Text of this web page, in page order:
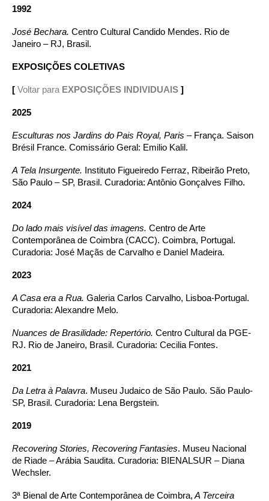
1992
José Bechara. Centro Cultural Candido Mendes. Rio de
Janeiro – RJ, Brasil.
EXPOSIÇÕES COLETIVAS
[ Voltar para EXPOSIÇÕES INDIVIDUAIS ]
2025
Esculturas nos Jardins do Pais Royal, Paris – França. Saison
Brésil France. Comissário Geral: Emilio Kalil.
A Tela Insurgente. Instituto Figueiredo Ferraz, Ribeirão Preto,
São Paulo – SP, Brasil. Curadoria: Antônio Gonçalves Filho.
2024
Do lado mais visível das imagens. Centro de Arte
Contemporânea de Coimbra (CACC). Coimbra, Portugal.
Curadoria: José Maçãs de Carvalho e Daniel Madeira.
2023
A Casa era a Rua. Galeria Carlos Carvalho, Lisboa-Portugal.
Curadoria: Alexandre Melo.
Nuances de Brasilidade: Repertório. Centro Cultural da PGE-
RJ. Rio de Janeiro, Brasil. Curadoria: Cecilia Fontes.
2021
Da Letra à Palavra. Museu Judaico de São Paulo. São Paulo-
SP, Brasil. Curadoria: Lena Bergstein.
2019
Recovering Stories, Recovering Fantasies. Museu Nacional
de Riade – Arábia Saudita. Curadoria: BIENALSUR – Diana
Wechsler.
3ª Bienal de Arte Contemporânea de Coimbra, A Terceira